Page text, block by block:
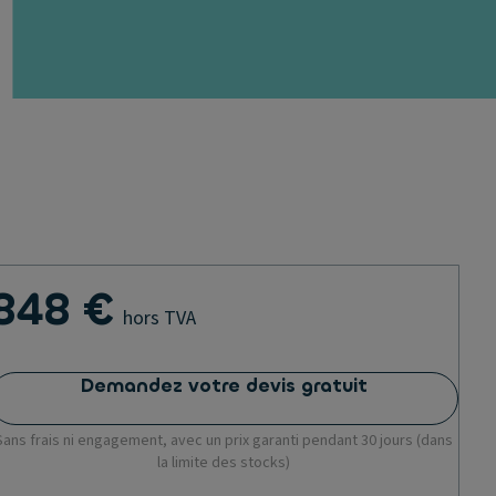
€ hors TVA
Demandez votre devis gratuit
frais ni engagement, avec un prix garanti pendant 30 jours (dans
la limite des stocks)